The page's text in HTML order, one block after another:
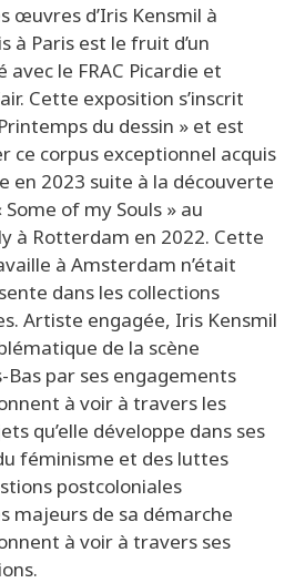
œuvres d’Iris Kensmil à
à Paris est le fruit d’un
le FRAC Picardie et
Cette exposition s’inscrit
du dessin » et est
ce corpus exceptionnel acquis
en 2023 suite à la découverte
of my Souls » au
à Rotterdam en 2022. Cette
à Amsterdam n’était
dans les collections
Artiste engagée, Iris Kensmil
de la scène
par ses engagements
à voir à travers les
qu’elle développe dans ses
féminisme et des luttes
postcoloniales
majeurs de sa démarche
à voir à travers ses